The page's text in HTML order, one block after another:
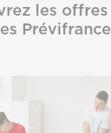
les offres
Prévifrance